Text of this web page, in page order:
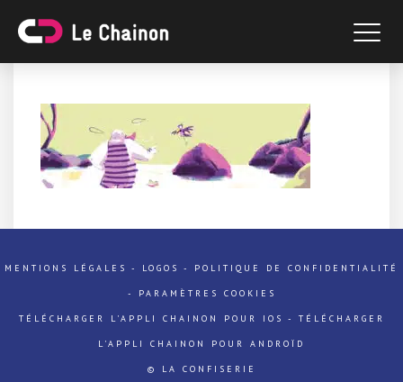
MENTIONS LÉGALES - LOGOS - POLITIQUE DE CONFIDENTIALITÉ
- PARAMÈTRES COOKIES
TÉLÉCHARGER L'APPLI CHAINON POUR IOS - TÉLÉCHARGER
L'APPLI CHAINON POUR ANDROÏD
© LA CONFISERIE